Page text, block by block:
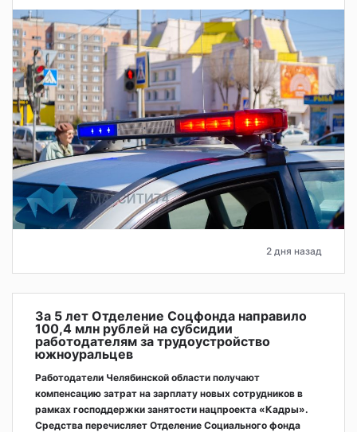
2 дня назад
За 5 лет Отделение Соцфонда направило
100,4 млн рублей на субсидии
работодателям за трудоустройство
южноуральцев
Работодатели Челябинской области получают
компенсацию затрат на зарплату новых сотрудников в
рамках господдержки занятости нацпроекта «Кадры».
Средства перечисляет Отделение Социального фонда